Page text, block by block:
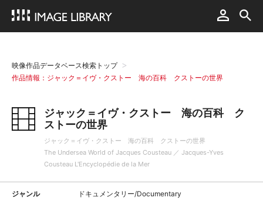
映像作品データベース検索トップ
作品情報：ジャック＝イヴ・クストー 海の百科 クストーの世界
ジャック＝イヴ・クストー 海の百科 ク
ストーの世界
ジャック＝イヴ・クストー 海の百科 クストーの世界
The Undersea World of Jacques Cousteau ／ Jacques-Yves
Cousteau L'Encyclopédie de la Mer
ジャンル ドキュメンタリー/Documentary